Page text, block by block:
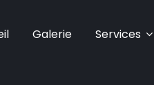
Galerie Services